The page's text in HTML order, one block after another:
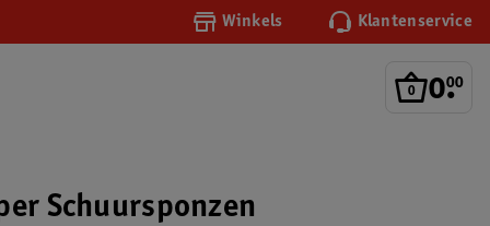
Winkels Klantenservice
0.
00
Schuursponzen